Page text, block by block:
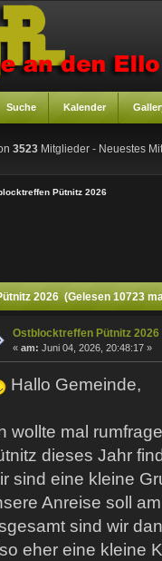
Suche Kalender
3523 Mitglieder - Neuestes
Pütnitz 2026
2026 (Gelesen 10723
Ostblocktreffen Pütnitz 2026
« am: Juni 04, 2026, 20:48:17 »
Hallo Gemeinde,
wollte mal
dieses Jahr
sind eine kleine
Anreise soll
sind wir
eher eine kleine